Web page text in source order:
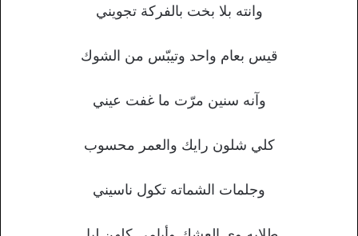
وانته بلا بخت بالفركة تجويني
قيس بعام واحد وتيبّس من الشوك
وآنه سنين مرّت ما غفت عيني
كلي شلون رايك والعمر محسوب
وجلمات الشماته تكول ناسيني